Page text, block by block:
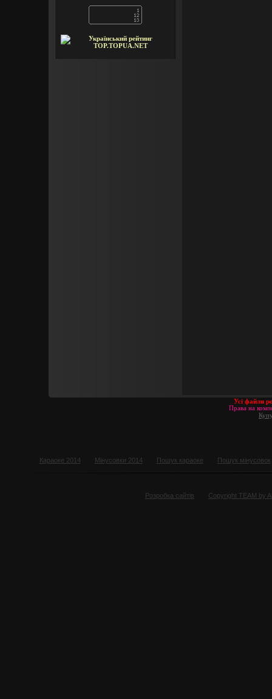
Усі файли
Права на
Караоке 2014 Мінусовки 2014 Пошук караоке Пошук мінусовок
Розробка сайтів Copyright TEAM by